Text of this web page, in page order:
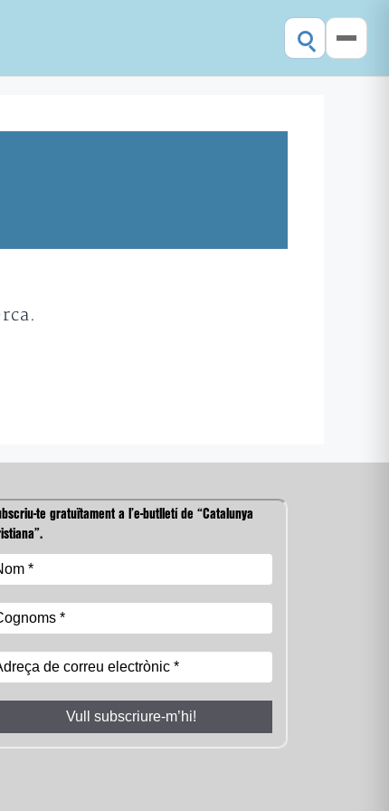
te gratuïtament a l’e-butlletí de “Catalunya